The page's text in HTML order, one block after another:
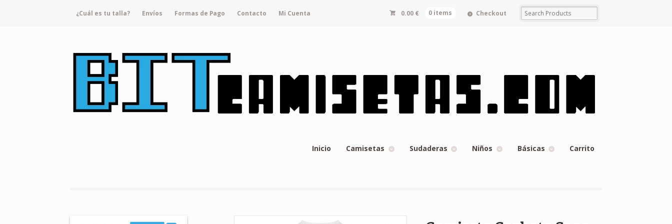
¿Cuál es tu talla? Envíos Formas de Pago Contacto Mi Cuenta 0.00 € 0 items Checkout
Inicio Camisetas Sudaderas Niños Básicas Carrito